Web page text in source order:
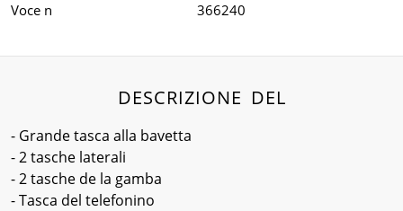
Voce n 366240
DESCRIZIONE DEL
- Grande tasca alla bavetta
- 2 tasche laterali
- 2 tasche de la gamba
- Tasca del telefonino